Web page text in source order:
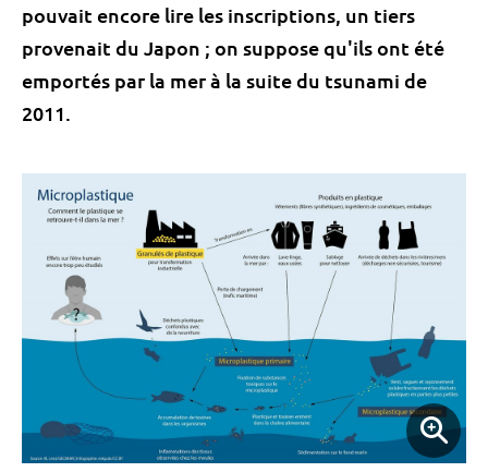
pouvait encore lire les inscriptions, un tiers
provenait du Japon ; on suppose qu'ils ont été
emportés par la mer à la suite du tsunami de
2011.